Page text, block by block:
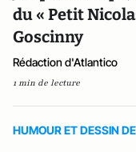
du « Petit
Goscinny
Rédaction d'Atlantico
1 min de lecture
HUMOUR ET DESSIN